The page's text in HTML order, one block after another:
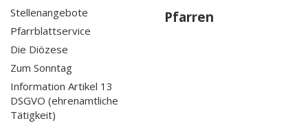
Stellenangebote
Pfarrblattservice
Die Diözese
Zum Sonntag
Information Artikel 13
DSGVO (ehrenamtliche
Tätigkeit)
Pfarren